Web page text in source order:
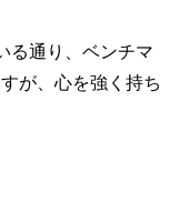
る通り、ベンチマ
が、心を強く持ち